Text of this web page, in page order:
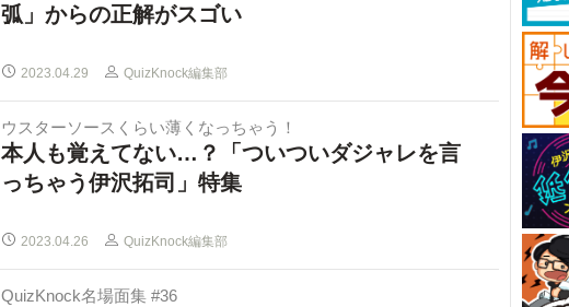
弧」からの正解がスゴい
2023.04.29 QuizKnock編集部
ウスターソースくらい薄くなっちゃう！
本人も覚えてない…？「ついついダジャレを言
っちゃう伊沢拓司」特集
2023.04.26 QuizKnock編集部
QuizKnock名場面集 #36